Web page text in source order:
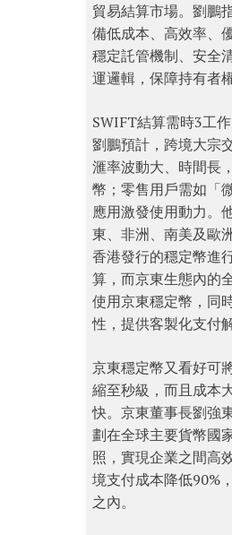
貿易結算市場。劉鵬
備低成本、高效率、
穩定託管機制、安全
運邏輯，保障持有者權
SWIFT結算需時3工
劉鵬預計，跨境大宗
滙率波動大、時間長
幣；零售用戶需如「
應用激發使用動力。
東、非洲、南美及歐
香港發行的穩定幣進
算，而京東生態內的
使用京東穩定幣，同
性，提供客製化支付
京東穩定幣又看好可
縮至秒級，而且成本
快。京東董事長劉強
劃在全球主要貨幣國
照，實現企業之間高
境支付成本降低90%
之內。